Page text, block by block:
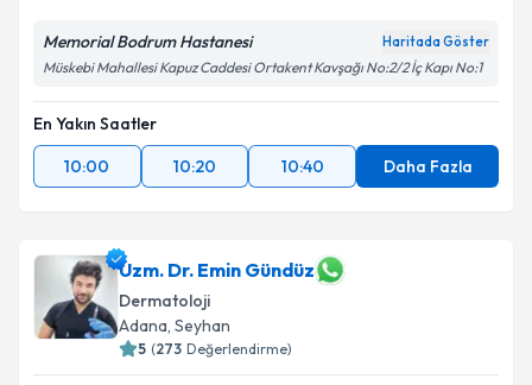
Memorial Bodrum Hastanesi Haritada Göster
Müskebi Mahallesi Kapuz Caddesi Ortakent Kavşağı No:2/2 İç Kapı No:1
En Yakın Saatler
10:00
10:20 10:40 Daha Fazla
Uzm. Dr. Emin Gündüz
Dermatoloji
Adana, Seyhan
5 (273 Değerlendirme)